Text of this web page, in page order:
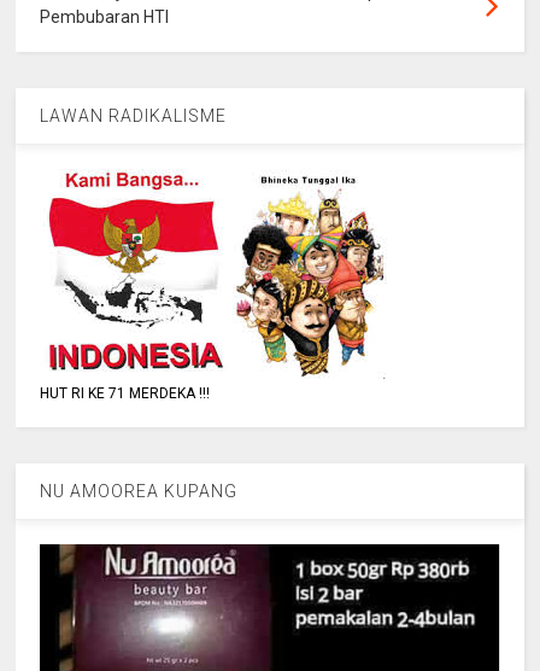
Pembubaran HTI
LAWAN RADIKALISME
HUT RI KE 71 MERDEKA !!!
NU AMOOREA KUPANG